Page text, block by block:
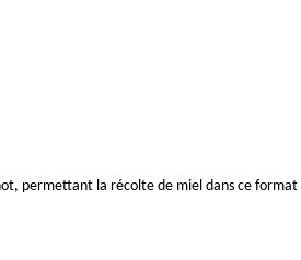
permettant la récolte de miel dans ce format